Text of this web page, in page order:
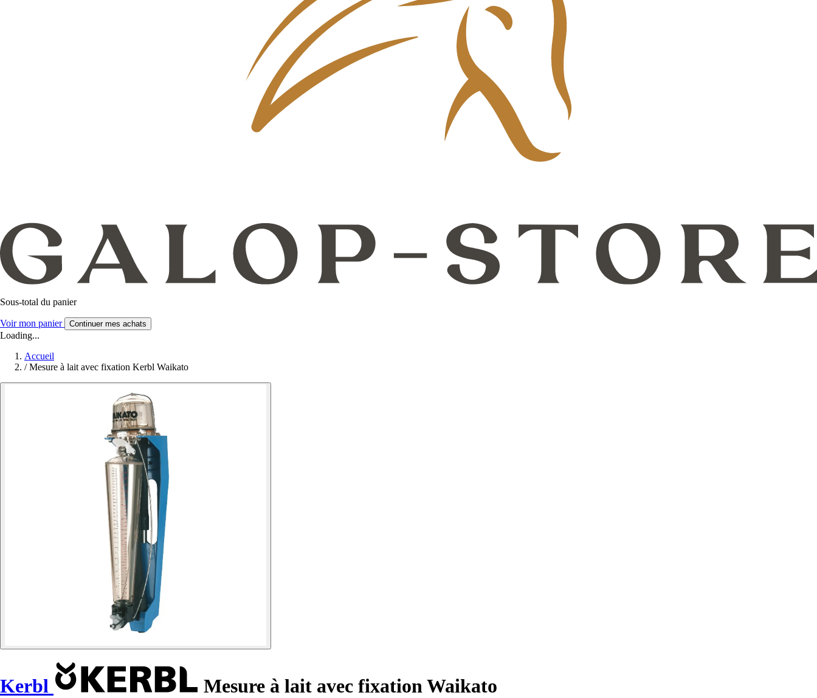
Sous-total du panier
Voir mon panier Continuer mes achats
Loading...
Accueil
/ Mesure à lait avec fixation Kerbl Waikato
Kerbl Mesure à lait avec fixation Waikato